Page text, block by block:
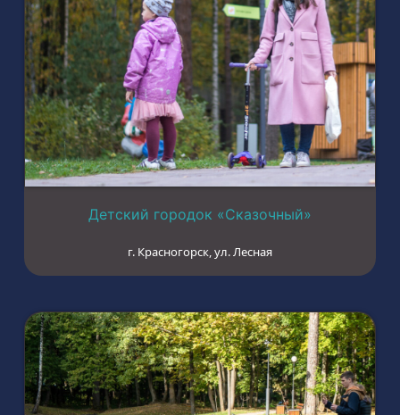
Детский городок «Сказочный»
г. Красногорск, ул. Лесная